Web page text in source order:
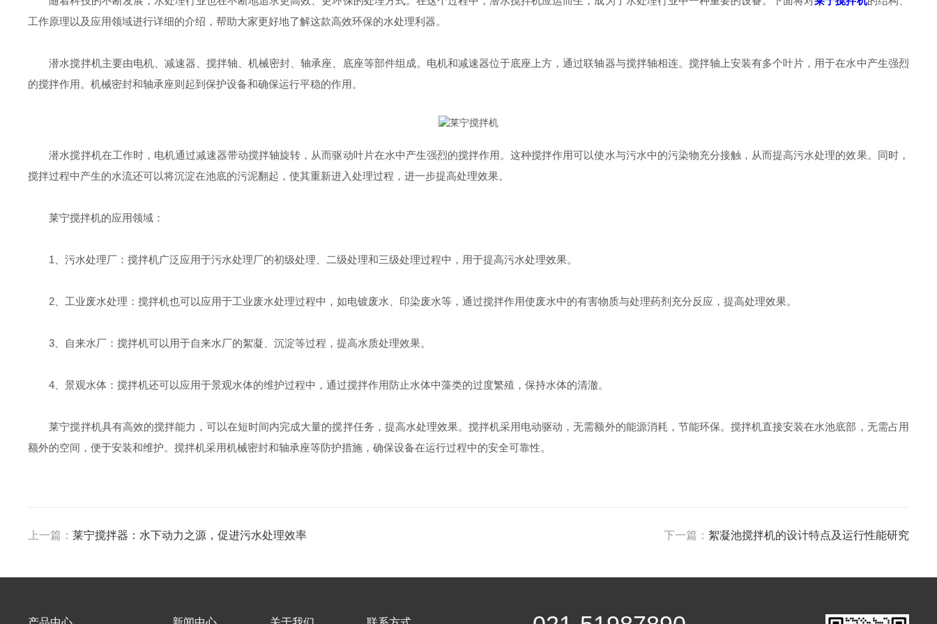
工作原理以及应用领域进行详细的介绍，帮助大家更好地了解这款高效环保的水处理利器。
潜水搅拌机主要由电机、减速器、搅拌轴、机械密封、轴承座、底座等部件组成。电机和减速器位于底座上方，通过联轴器与搅拌轴相连。搅拌轴上安装有多个叶片，用于在水中产生强烈
的搅拌作用。机械密封和轴承座则起到保护设备和确保运行平稳的作用。
潜水搅拌机在工作时，电机通过减速器带动搅拌轴旋转，从而驱动叶片在水中产生强烈的搅拌作用。这种搅拌作用可以使水与污水中的污染物充分接触，从而提高污水处理的效果。同时，
搅拌过程中产生的水流还可以将沉淀在池底的污泥翻起，使其重新进入处理过程，进一步提高处理效果。
莱宁搅拌机的应用领域：
1、污水处理厂：搅拌机广泛应用于污水处理厂的初级处理、二级处理和三级处理过程中，用于提高污水处理效果。
2、工业废水处理：搅拌机也可以应用于工业废水处理过程中，如电镀废水、印染废水等，通过搅拌作用使废水中的有害物质与处理药剂充分反应，提高处理效果。
3、自来水厂：搅拌机可以用于自来水厂的絮凝、沉淀等过程，提高水质处理效果。
4、景观水体：搅拌机还可以应用于景观水体的维护过程中，通过搅拌作用防止水体中藻类的过度繁殖，保持水体的清澈。
莱宁搅拌机具有高效的搅拌能力，可以在短时间内完成大量的搅拌任务，提高水处理效果。搅拌机采用电动驱动，无需额外的能源消耗，节能环保。搅拌机直接安装在水池底部，无需占用
额外的空间，便于安装和维护。搅拌机采用机械密封和轴承座等防护措施，确保设备在运行过程中的安全可靠性。
上一篇：莱宁搅拌器：水下动力之源，促进污水处理效率 下一篇： 絮凝池搅拌机的设计特点及运行性能研究